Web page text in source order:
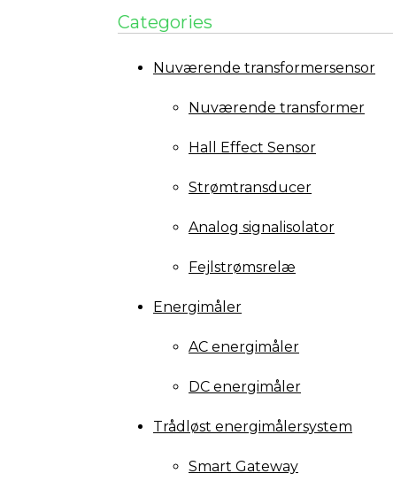
Categories
Nuværende transformersensor
Nuværende transformer
Hall Effect Sensor
Strømtransducer
Analog signalisolator
Fejlstrømsrelæ
Energimåler
AC energimåler
DC energimåler
Trådløst energimålersystem
Smart Gateway